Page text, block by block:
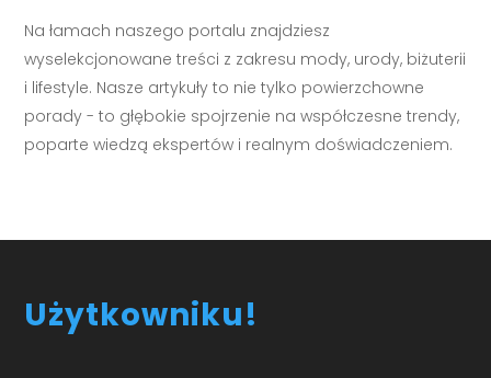
Na łamach naszego portalu znajdziesz
wyselekcjonowane treści z zakresu mody, urody, biżuterii
i lifestyle. Nasze artykuły to nie tylko powierzchowne
porady - to głębokie spojrzenie na współczesne trendy,
poparte wiedzą ekspertów i realnym doświadczeniem.
Użytkowniku!